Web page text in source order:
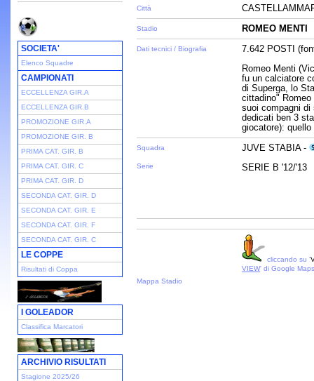
SOCIETA'
Elenco Squadre
CAMPIONATI
ECCELLENZA GIR.A
ECCELLENZA GIR.B
PROMOZIONE GIR.A
PROMOZIONE GIR. B
PRIMA CAT. GIR. B
PRIMA CAT. GIR. C
PRIMA CAT. GIR. D
SECONDA CAT. GIR. D
SECONDA CAT. GIR. E
SECONDA CAT. GIR. F
SECONDA CAT. GIR. C
LE COPPE
Risultati di Coppa
I GOLEADOR
Classifica Marcatori
ARCHIVIO RISULTATI
Stagione 2025/26
Città
Stadio ROMEO MENTI
Dati tecnici / Biografia
7.642 POSTI
Romeo Menti
fu un calciatore
di Superga, lo
cittadino"
suoi compagni di
dedicati ben 3
giocatore):
Squadra
Serie
JUVE STABIA -
SERIE B '12/'13
cliccando su '
VIEW' di Google Maps
Mappa Stadio